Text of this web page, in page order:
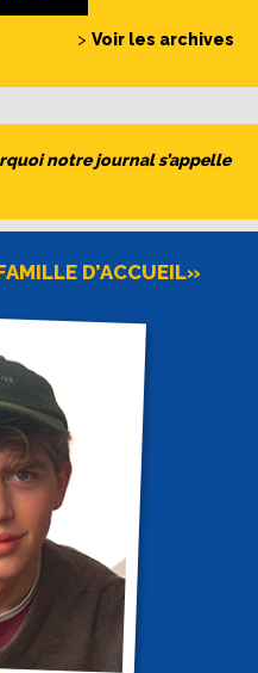
> Voir les archives
notre journal s’appelle
D’ACCUEIL»